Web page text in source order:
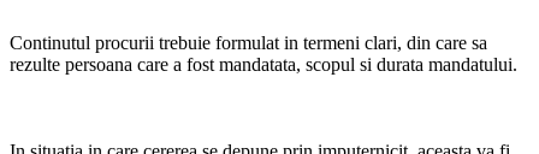
Continutul procurii trebuie formulat in termeni clari, din care sa
rezulte persoana care a fost mandatata, scopul si durata mandatului.